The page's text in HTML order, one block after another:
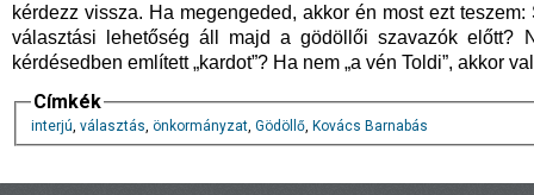
kérdezz vissza. Ha megengeded, akkor én most ezt
választási lehetőség áll majd a gödöllői szavazók előtt?
kérdésedben említett „kardot”? Ha nem „a vén Toldi”, akkor
Címkék
interjú, választás, önkormányzat, Gödöllő, Kovács Barnabás